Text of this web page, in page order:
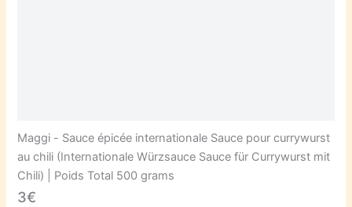
Maggi - Sauce épicée internationale Sauce pour currywurst
au chili (Internationale Würzsauce Sauce für Currywurst mit
Chili) | Poids Total 500 grams
3€